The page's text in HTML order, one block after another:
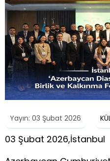
Yayın: 03 Şubat 2026
03 Şubat 2026,İstanbul